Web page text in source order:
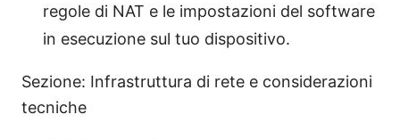
regole di NAT e le impostazioni del software
in esecuzione sul tuo dispositivo.
Sezione: Infrastruttura di rete e considerazioni
tecniche